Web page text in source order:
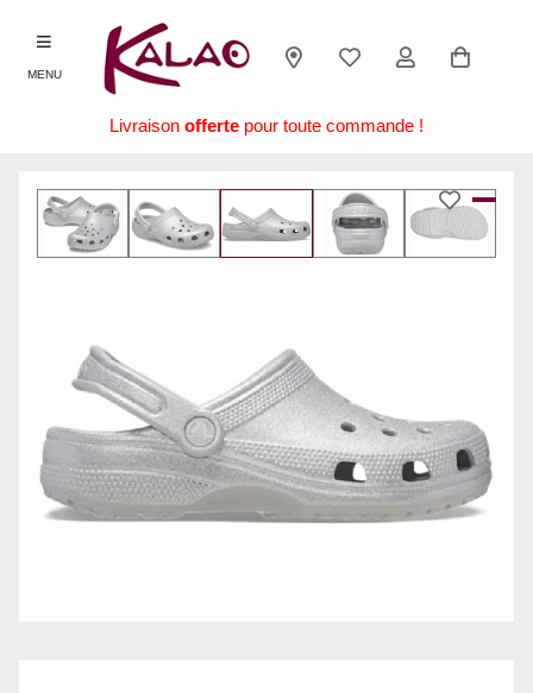
MENU
Livraison offerte pour toute commande !